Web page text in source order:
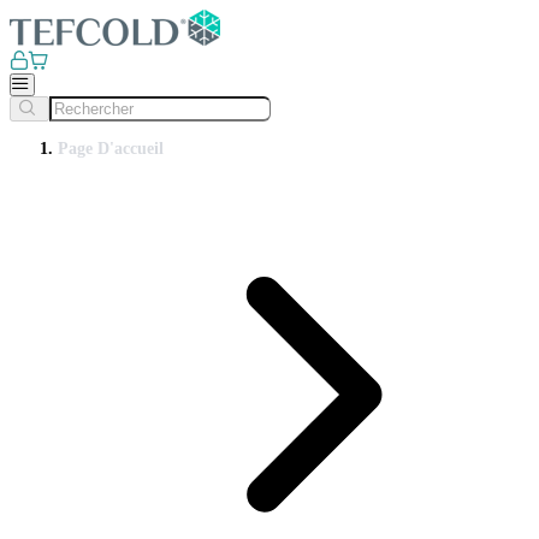
Page D'accueil